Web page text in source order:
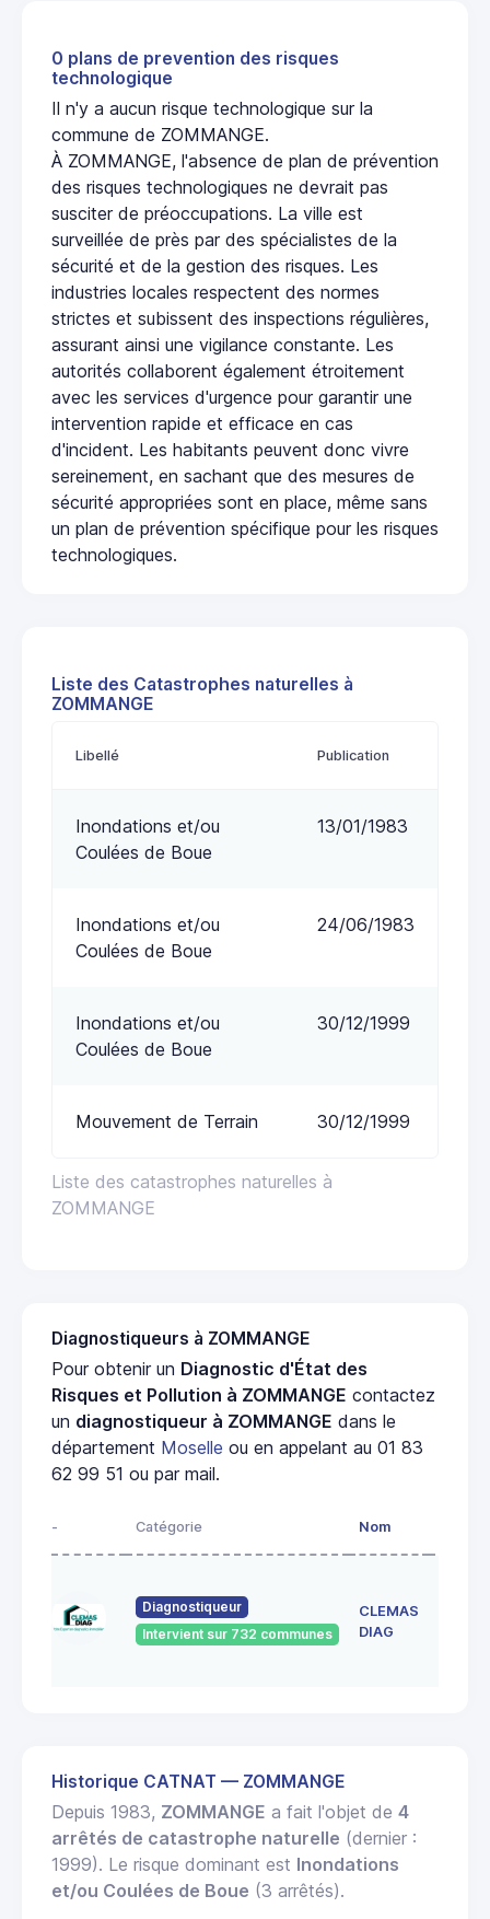
0 plans de prevention des risques
technologique
Il n'y a aucun risque technologique sur la
commune de ZOMMANGE.
À ZOMMANGE, l'absence de plan de prévention
des risques technologiques ne devrait pas
susciter de préoccupations. La ville est
surveillée de près par des spécialistes de la
sécurité et de la gestion des risques. Les
industries locales respectent des normes
strictes et subissent des inspections régulières,
assurant ainsi une vigilance constante. Les
autorités collaborent également étroitement
avec les services d'urgence pour garantir une
intervention rapide et efficace en cas
d'incident. Les habitants peuvent donc vivre
sereinement, en sachant que des mesures de
sécurité appropriées sont en place, même sans
un plan de prévention spécifique pour les risques
technologiques.
Liste des Catastrophes naturelles à
ZOMMANGE
Liste des catastrophes naturelles à
ZOMMANGE
Libellé Publication
Inondations et/ou
Coulées de Boue
13/01/1983
Inondations et/ou
Coulées de Boue
24/06/1983
Inondations et/ou
Coulées de Boue
30/12/1999
Mouvement de Terrain 30/12/1999
Diagnostiqueurs à ZOMMANGE
Pour obtenir un Diagnostic d'État des
Risques et Pollution à ZOMMANGE contactez
un diagnostiqueur à ZOMMANGE dans le
département Moselle ou en appelant au 01 83
62 99 51 ou par mail.
- Catégorie Nom
Diagnostiqueur
Intervient sur 732 communes
CLEMAS
DIAG
Historique CATNAT — ZOMMANGE
Depuis 1983, ZOMMANGE a fait l'objet de 4
arrêtés de catastrophe naturelle (dernier :
1999). Le risque dominant est Inondations
et/ou Coulées de Boue (3 arrêtés).